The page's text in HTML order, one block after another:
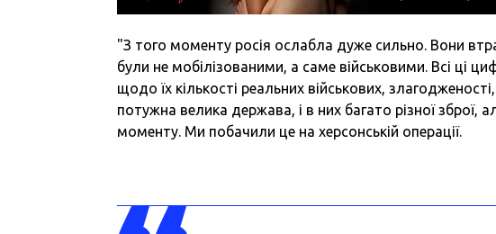
"З того моменту росія ослабла дуже сильно. Вони
були не мобілізованими, а саме військовими. Всі ці
щодо їх кількості реальних військових,
потужна велика держава, і в них багато різної зброї,
моменту. Ми побачили це на херсонській операції.